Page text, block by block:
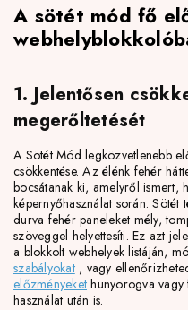
A sötét mód fő
1. Jelentősen
megerőltetését
A Sötét Mód legközvetlenebb
csökkentése. Az élénk fehér
bocsátanak ki, amelyről ismert,
képernyőhasználat során. Sötét
durva fehér paneleket mély,
szöveggel helyettesíti. Ez azt
a blokkolt webhelyek listáján,
szabályokat, vagy
előzményeket hunyorogva
használat után is.